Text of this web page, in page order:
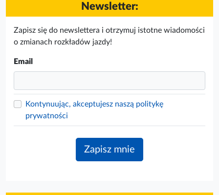
Newsletter:
Zapisz się do newslettera i otrzymuj istotne wiadomości
o zmianach rozkładów jazdy!
Email
Kontynuując, akceptujesz naszą politykę
prywatności